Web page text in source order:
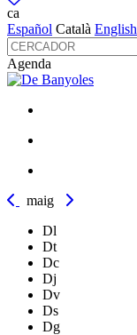
ca
Español Català English
Agenda
maig
Dl
Dt
Dc
Dj
Dv
Ds
Dg